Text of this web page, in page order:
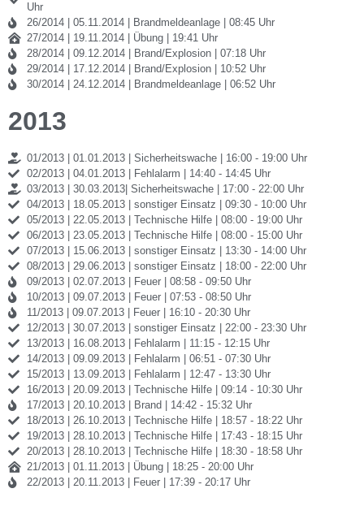
Uhr
26/2014 | 05.11.2014 | Brandmeldeanlage | 08:45 Uhr
27/2014 | 19.11.2014 | Übung | 19:41 Uhr
28/2014 | 09.12.2014 | Brand/Explosion | 07:18 Uhr
29/2014 | 17.12.2014 | Brand/Explosion | 10:52 Uhr
30/2014 | 24.12.2014 | Brandmeldeanlage | 06:52 Uhr
2013
01/2013 | 01.01.2013 | Sicherheitswache | 16:00 - 19:00 Uhr
02/2013 | 04.01.2013 | Fehlalarm | 14:40 - 14:45 Uhr
03/2013 | 30.03.2013| Sicherheitswache | 17:00 - 22:00 Uhr
04/2013 | 18.05.2013 | sonstiger Einsatz | 09:30 - 10:00 Uhr
05/2013 | 22.05.2013 | Technische Hilfe | 08:00 - 19:00 Uhr
06/2013 | 23.05.2013 | Technische Hilfe | 08:00 - 15:00 Uhr
07/2013 | 15.06.2013 | sonstiger Einsatz | 13:30 - 14:00 Uhr
08/2013 | 29.06.2013 | sonstiger Einsatz | 18:00 - 22:00 Uhr
09/2013 | 02.07.2013 | Feuer | 08:58 - 09:50 Uhr
10/2013 | 09.07.2013 | Feuer | 07:53 - 08:50 Uhr
11/2013 | 09.07.2013 | Feuer | 16:10 - 20:30 Uhr
12/2013 | 30.07.2013 | sonstiger Einsatz | 22:00 - 23:30 Uhr
13/2013 | 16.08.2013 | Fehlalarm | 11:15 - 12:15 Uhr
14/2013 | 09.09.2013 | Fehlalarm | 06:51 - 07:30 Uhr
15/2013 | 13.09.2013 | Fehlalarm | 12:47 - 13:30 Uhr
16/2013 | 20.09.2013 | Technische Hilfe | 09:14 - 10:30 Uhr
17/2013 | 20.10.2013 | Brand | 14:42 - 15:32 Uhr
18/2013 | 26.10.2013 | Technische Hilfe | 18:57 - 18:22 Uhr
19/2013 | 28.10.2013 | Technische Hilfe | 17:43 - 18:15 Uhr
20/2013 | 28.10.2013 | Technische Hilfe | 18:30 - 18:58 Uhr
21/2013 | 01.11.2013 | Übung | 18:25 - 20:00 Uhr
22/2013 | 20.11.2013 | Feuer | 17:39 - 20:17 Uhr